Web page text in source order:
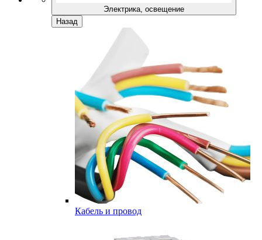
Электрика, освещение
Назад
Кабель и провод